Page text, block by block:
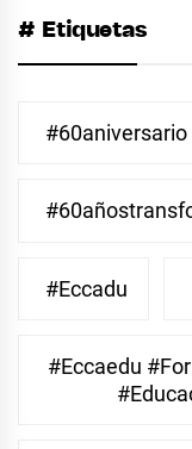
# Etiquetas
#60aniversario
#eccadu
#eccaedu